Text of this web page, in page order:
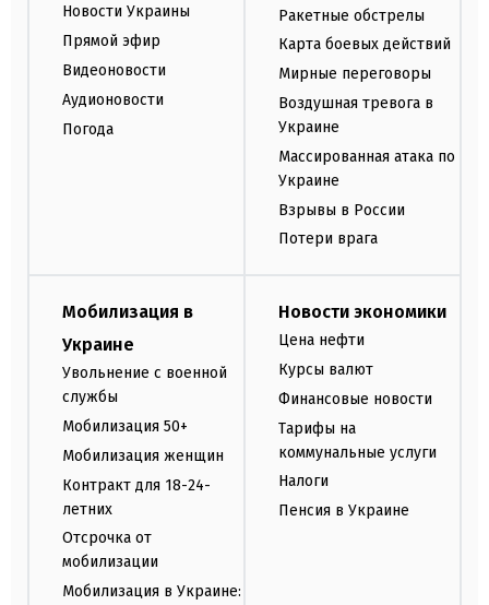
Новости Украины
Прямой эфир
Видеоновости
Аудионовости
Погода
Ракетные обстрелы
Карта боевых действий
Мирные переговоры
Воздушная тревога в
Украине
Массированная атака по
Украине
Взрывы в России
Потери врага
Мобилизация в
Украине
Увольнение с военной
службы
Мобилизация 50+
Мобилизация женщин
Контракт для 18-24-
летних
Отсрочка от
мобилизации
Мобилизация в Украине:
Новости экономики
Цена нефти
Курсы валют
Финансовые новости
Тарифы на
коммунальные услуги
Налоги
Пенсия в Украине